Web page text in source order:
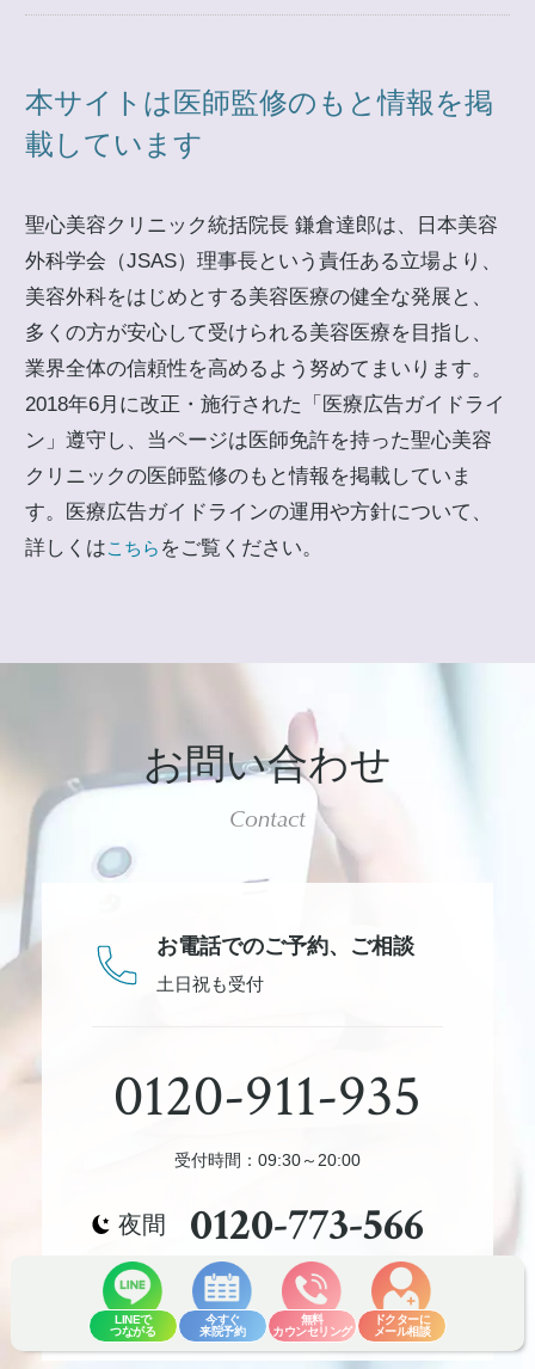
LINEで
つながる
今すぐ
来院予約
無料
カウンセリング
ドクターに
メール相談
本サイトは医師監修のもと情報を掲
載しています
聖心美容クリニック統括院長 鎌倉達郎は、日本美容
外科学会（JSAS）理事長という責任ある立場より、
美容外科をはじめとする美容医療の健全な発展と、
多くの方が安心して受けられる美容医療を目指し、
業界全体の信頼性を高めるよう努めてまいります。
2018年6月に改正・施行された「医療広告ガイドライ
ン」遵守し、当ページは医師免許を持った聖心美容
クリニックの医師監修のもと情報を掲載していま
す。医療広告ガイドラインの運用や方針について、
詳しくはこちら をご覧ください。
お問い合わせ
Contact
お電話でのご予約、 ご相談
土日祝も受付
0120-911-935
受付時間：09:30～20:00
夜間 0120-773-566
受付時間：
20:00-23:00/新規予約のみ